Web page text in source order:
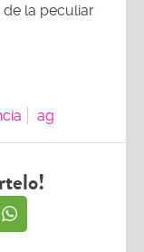
la peculiar
ag